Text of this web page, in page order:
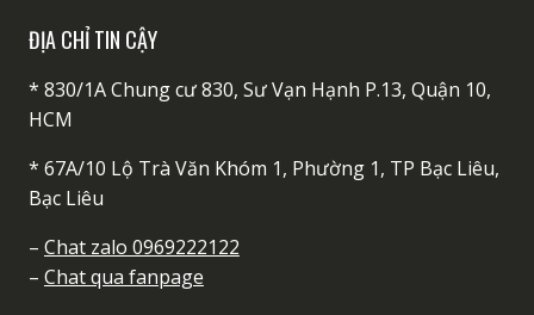
ĐỊA CHỈ TIN CẬY
* 830/1A Chung cư 830, Sư Vạn Hạnh P.13, Quận 10,
HCM
* 67A/10 Lộ Trà Văn Khóm 1, Phường 1, TP Bạc Liêu,
Bạc Liêu
– Chat zalo 0969222122
– Chat qua fanpage